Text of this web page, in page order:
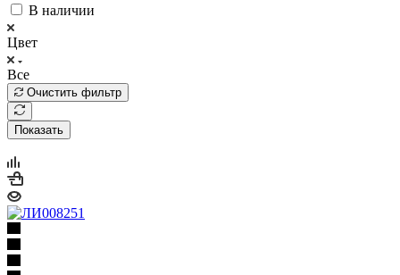
В наличии
Цвет
Все
Очистить фильтр
Показать